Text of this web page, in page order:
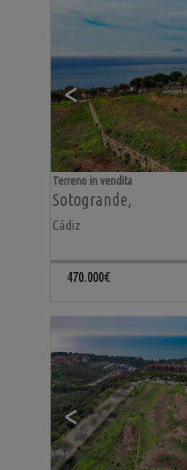
<
Sotogrande,
Cádiz
Terreno in vendita
470.000€
<